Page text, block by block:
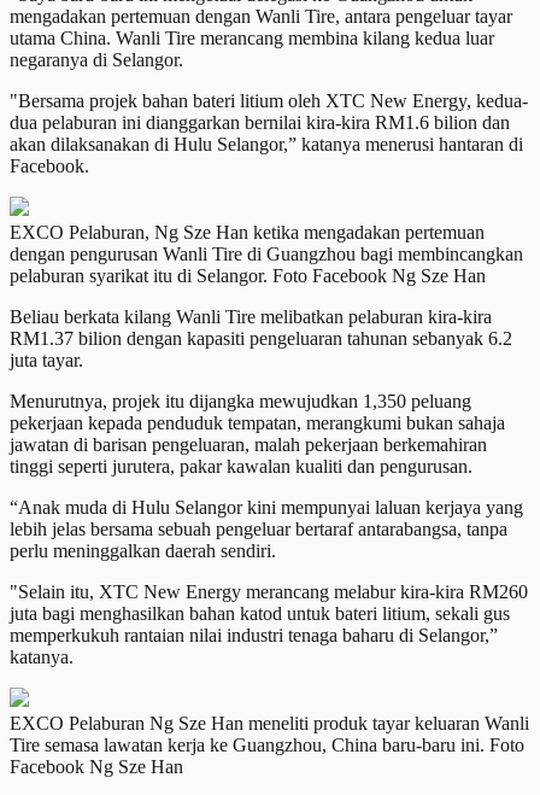
mengadakan pertemuan dengan Wanli Tire, antara pengeluar tayar
utama China. Wanli Tire merancang membina kilang kedua luar
negaranya di Selangor.
"Bersama projek bahan bateri litium oleh XTC New Energy, kedua-
dua pelaburan ini dianggarkan bernilai kira-kira RM1.6 bilion dan
akan dilaksanakan di Hulu Selangor,” katanya menerusi hantaran di
Facebook.
EXCO Pelaburan, Ng Sze Han ketika mengadakan pertemuan
dengan pengurusan Wanli Tire di Guangzhou bagi membincangkan
pelaburan syarikat itu di Selangor. Foto Facebook Ng Sze Han
Beliau berkata kilang Wanli Tire melibatkan pelaburan kira-kira
RM1.37 bilion dengan kapasiti pengeluaran tahunan sebanyak 6.2
juta tayar.
Menurutnya, projek itu dijangka mewujudkan 1,350 peluang
pekerjaan kepada penduduk tempatan, merangkumi bukan sahaja
jawatan di barisan pengeluaran, malah pekerjaan berkemahiran
tinggi seperti jurutera, pakar kawalan kualiti dan pengurusan.
“Anak muda di Hulu Selangor kini mempunyai laluan kerjaya yang
lebih jelas bersama sebuah pengeluar bertaraf antarabangsa, tanpa
perlu meninggalkan daerah sendiri.
"Selain itu, XTC New Energy merancang melabur kira-kira RM260
juta bagi menghasilkan bahan katod untuk bateri litium, sekali gus
memperkukuh rantaian nilai industri tenaga baharu di Selangor,”
katanya.
EXCO Pelaburan Ng Sze Han meneliti produk tayar keluaran Wanli
Tire semasa lawatan kerja ke Guangzhou, China baru-baru ini. Foto
Facebook Ng Sze Han